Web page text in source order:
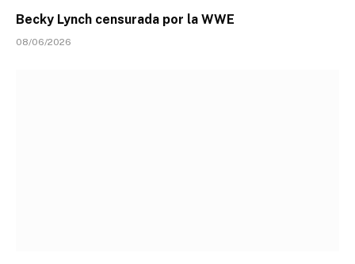
Becky Lynch censurada por la WWE
08/06/2026